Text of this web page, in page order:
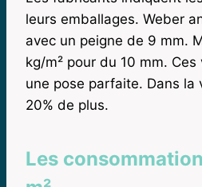
leurs emballages. Weber
avec un peigne de 9 mm.
kg/m² pour du 10 mm.
une pose parfaite. Dans la
20% de plus.
Les